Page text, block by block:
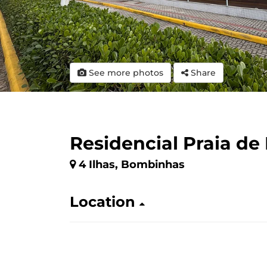
See more photos Share
Residencial Praia de
4 Ilhas, Bombinhas
Location